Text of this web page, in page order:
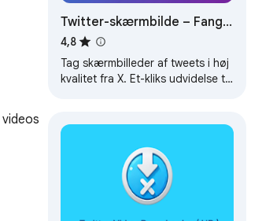
Twitter-skærmbilde – Fang
tweets fra X
4,8
Tag skærmbilleder af tweets i høj
kvalitet fra X. Et-kliks udvidelse til